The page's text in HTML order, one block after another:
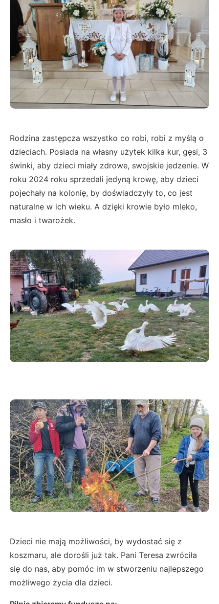
Rodzina zastępcza wszystko co robi, robi z myślą o
dzieciach. Posiada na własny użytek kilka kur, gęsi, 3
świnki, aby dzieci miały zdrowe, swojskie jedzenie. W
roku 2024 roku sprzedali jedyną krowę, aby dzieci
pojechały na kolonię, by doświadczyły to, co jest
naturalne w ich wieku. A dzięki krowie było mleko,
masło i twarożek.
Dzieci nie mają możliwości, by wydostać się z
koszmaru, ale dorośli już tak. Pani Teresa zwróciła
się do nas, aby pomóc im w stworzeniu najlepszego
możliwego życia dla dzieci.